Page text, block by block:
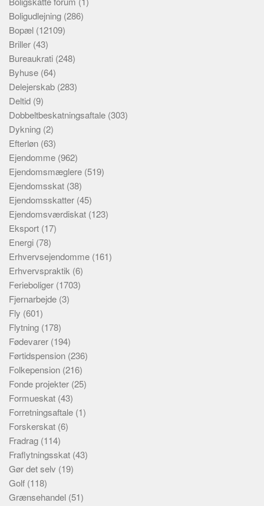
Boligudlejning (286)
Bopæl (12109)
Briller (43)
Bureaukrati (248)
Byhuse (64)
Delejerskab (283)
Deltid (9)
Dobbeltbeskatningsaftale (303)
Dykning (2)
Efterløn (63)
Ejendomme (962)
Ejendomsmæglere (519)
Ejendomsskat (38)
Ejendomsskatter (45)
Ejendomsværdiskat (123)
Eksport (17)
Energi (78)
Erhvervsejendomme (161)
Erhvervspraktik (6)
Ferieboliger (1703)
Fjernarbejde (3)
Fly (601)
Flytning (178)
Fødevarer (194)
Førtidspension (236)
Folkepension (216)
Fonde projekter (25)
Formueskat (43)
Forretningsaftale (1)
Forskerskat (6)
Fradrag (114)
Fraflytningsskat (43)
Gør det selv (19)
Golf (118)
Grænsehandel (51)